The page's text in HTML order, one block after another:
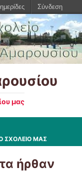
μας
ΣΧΟΛΕΙΟ ΜΑΣ
ήρθαν
Σύνδεση